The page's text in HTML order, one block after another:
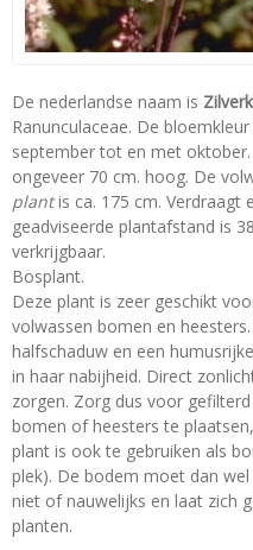
De nederlandse naam is
Ranunculaceae. De
september tot en met
ongeveer 70 cm. hoog. De
plantis ca. 175 cm. Verdraagt
geadviseerde plantafstand is
verkrijgbaar.
Bosplant.
Deze plant is zeer geschikt
volwassen bomen en
halfschaduw en een
in haar nabijheid. Direct
zorgen. Zorg dus voor
bomen of heesters te
plant is ook te gebruiken als
plek). De bodem moet dan
niet of nauwelijks en laat zich
planten.